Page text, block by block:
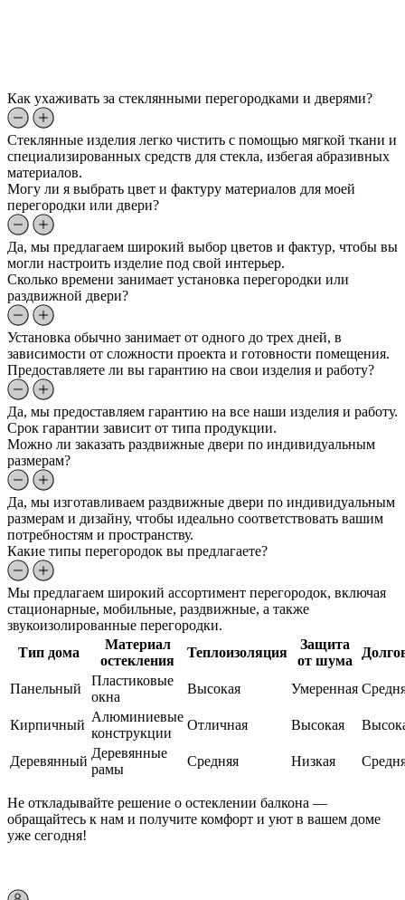
Как ухаживать за стеклянными перегородками и дверями?
Стеклянные изделия легко чистить с помощью мягкой ткани и
специализированных средств для стекла, избегая абразивных
материалов.
Могу ли я выбрать цвет и фактуру материалов для моей
перегородки или двери?
Да, мы предлагаем широкий выбор цветов и фактур, чтобы вы
могли настроить изделие под свой интерьер.
Сколько времени занимает установка перегородки или
раздвижной двери?
Установка обычно занимает от одного до трех дней, в
зависимости от сложности проекта и готовности помещения.
Предоставляете ли вы гарантию на свои изделия и работу?
Да, мы предоставляем гарантию на все наши изделия и работу.
Срок гарантии зависит от типа продукции.
Можно ли заказать раздвижные двери по индивидуальным
размерам?
Да, мы изготавливаем раздвижные двери по индивидуальным
размерам и дизайну, чтобы идеально соответствовать вашим
потребностям и пространству.
Какие типы перегородок вы предлагаете?
Мы предлагаем широкий ассортимент перегородок, включая
стационарные, мобильные, раздвижные, а также
звукоизолированные перегородки.
Тип дома
Материал
остекления
Теплоизоляция
Защита
от шума
Панельный
Пластиковые
окна
Высокая Умеренная
Кирпичный
Алюминиевые
конструкции
Отличная Высокая
Деревянный
Деревянные
рамы
Средняя Низкая
Не откладывайте решение о остеклении балкона —
обращайтесь к нам и получите комфорт и уют в вашем доме
уже сегодня!